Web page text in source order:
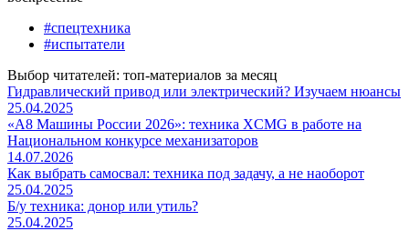
#спецтехника
#испытатели
Выбор читателей: топ-материалов за месяц
Гидравлический привод или электрический? Изучаем нюансы
25.04.2025
«А8 Машины России 2026»: техника XCMG в работе на
Национальном конкурсе механизаторов
14.07.2026
Как выбрать самосвал: техника под задачу, а не наоборот
25.04.2025
Б/у техника: донор или утиль?
25.04.2025